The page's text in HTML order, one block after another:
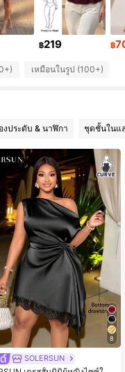
฿219 ฿
เหมือนในรูป (100+)
งประดับ & นาฬิกา ชุดชั้นในแ
8
SOLERSUN